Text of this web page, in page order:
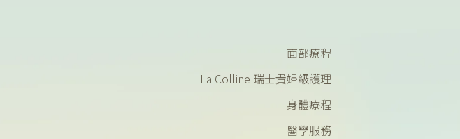
面部療程
La Colline 瑞士貴婦級護理
身體療程
醫學服務